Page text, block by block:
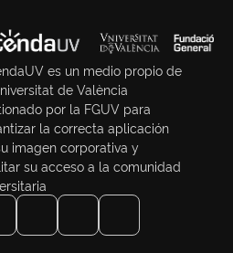
es un medio propio de
de València
por la FGUV para
la correcta aplicación
imagen corporativa y
su acceso a la comunidad